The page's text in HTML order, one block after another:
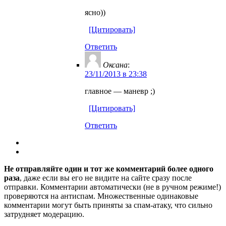
ясно))
[Цитировать]
Ответить
Оксана:
23/11/2013 в 23:38
главное — маневр ;)
[Цитировать]
Ответить
Не отправляйте один и тот же комментарий более одного
раза, даже если вы его не видите на сайте сразу после
отправки. Комментарии автоматически (не в ручном режиме!)
проверяются на антиспам. Множественные одинаковые
комментарии могут быть приняты за спам-атаку, что сильно
затрудняет модерацию.